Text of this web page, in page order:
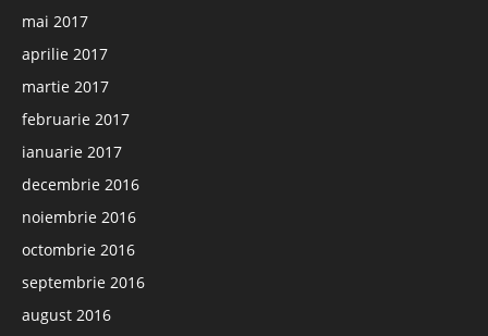
mai 2017
aprilie 2017
martie 2017
februarie 2017
ianuarie 2017
decembrie 2016
noiembrie 2016
octombrie 2016
septembrie 2016
august 2016